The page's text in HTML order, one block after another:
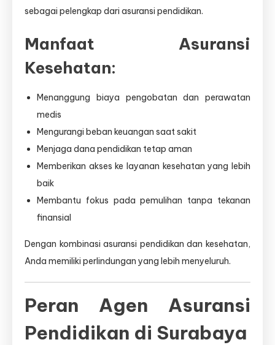
sebagai pelengkap dari asuransi pendidikan.
Manfaat Asuransi
Kesehatan:
Menanggung biaya pengobatan dan perawatan
medis
Mengurangi beban keuangan saat sakit
Menjaga dana pendidikan tetap aman
Memberikan akses ke layanan kesehatan yang lebih
baik
Membantu fokus pada pemulihan tanpa tekanan
finansial
Dengan kombinasi asuransi pendidikan dan kesehatan,
Anda memiliki perlindungan yang lebih menyeluruh.
Peran Agen Asuransi
Pendidikan di Surabaya